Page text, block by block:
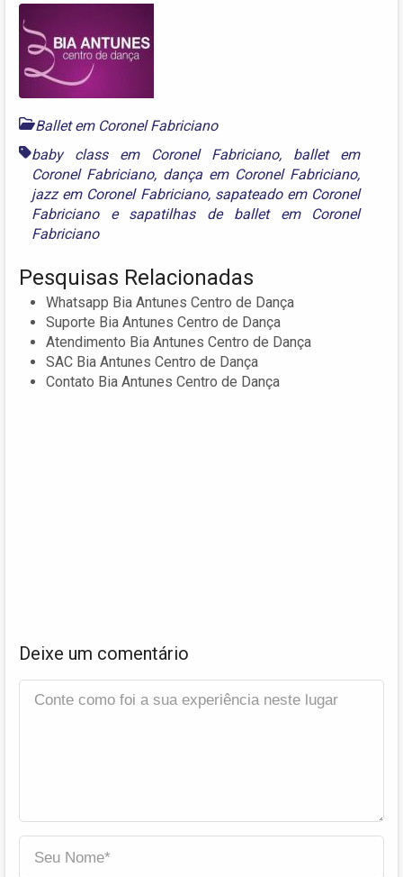
Ballet em Coronel Fabriciano
baby class em Coronel Fabriciano, ballet em
Coronel Fabriciano, dança em Coronel Fabriciano,
jazz em Coronel Fabriciano, sapateado em Coronel
Fabricianoe sapatilhas de ballet em Coronel
Fabriciano
Pesquisas Relacionadas
Whatsapp Bia Antunes Centro de Dança
Suporte Bia Antunes Centro de Dança
Atendimento Bia Antunes Centro de Dança
SAC Bia Antunes Centro de Dança
Contato Bia Antunes Centro de Dança
Deixe um comentário